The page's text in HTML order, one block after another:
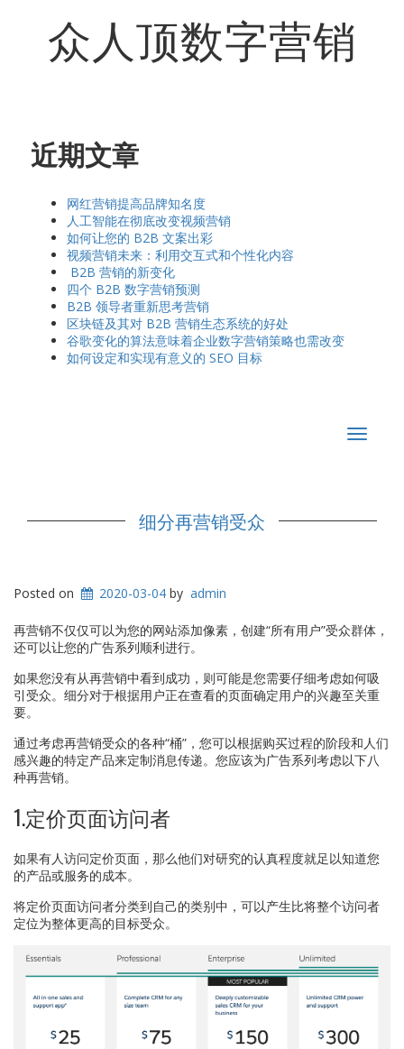
众人顶数字营销
近期文章
网红营销提高品牌知名度
人工智能在彻底改变视频营销
如何让您的 B2B 文案出彩
视频营销未来：利用交互式和个性化内容
B2B 营销的新变化
四个 B2B 数字营销预测
B2B 领导者重新思考营销
区块链及其对 B2B 营销生态系统的好处
谷歌变化的算法意味着企业数字营销策略也需改变
如何设定和实现有意义的 SEO 目标
Toggle
细分再营销受众
Posted on 2020-03-04 by admin
再营销不仅仅可以为您的网站添加像素，创建“所有用户”受众群体，
还可以让您的广告系列顺利进行。
如果您没有从再营销中看到成功，则可能是您需要仔细考虑如何吸
引受众。细分对于根据用户正在查看的页面确定用户的兴趣至关重
要。
通过考虑再营销受众的各种“桶”，您可以根据购买过程的阶段和人们
感兴趣的特定产品来定制消息传递。您应该为广告系列考虑以下八
种再营销。
1.定价页面访问者
如果有人访问定价页面，那么他们对研究的认真程度就足以知道您
的产品或服务的成本。
将定价页面访问者分类到自己的类别中，可以产生比将整个访问者
定位为整体更高的目标受众。